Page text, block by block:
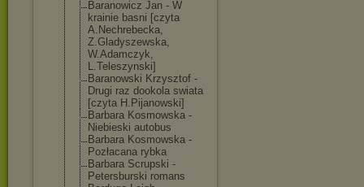
Baranowicz Jan - W
krainie basni [czyta
A.Nechrebecka,
Z.Gladyszewska,
W.Adamczyk,
L.Teleszynski]
Baranowski Krzysztof -
Drugi raz dookola swiata
[czyta H.Pijanowski]
Barbara Kosmowska -
Niebieski autobus
Barbara Kosmowska -
Pozłacana rybka
Barbara Scrupski -
Petersburski romans